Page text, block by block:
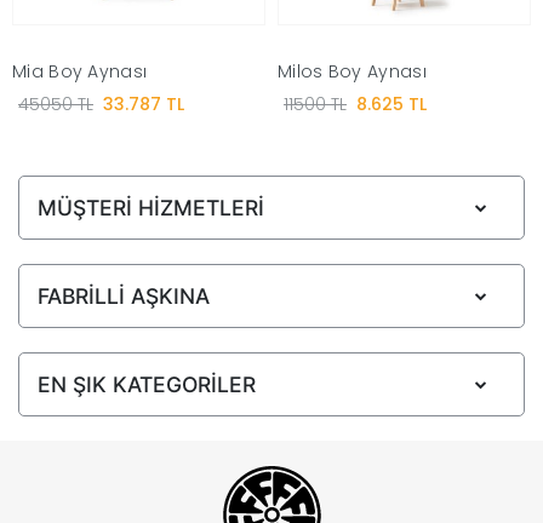
Genç
Odası
Tamamlayıcı
Ürünler
Mia Boy Aynası
45050 TL 33.787 TL
Milos Boy Aynası
11500 TL 8.625 TL
MÜŞTERİ HİZMETLERİ
FABRİLLİ AŞKINA
EN ŞIK KATEGORİLER